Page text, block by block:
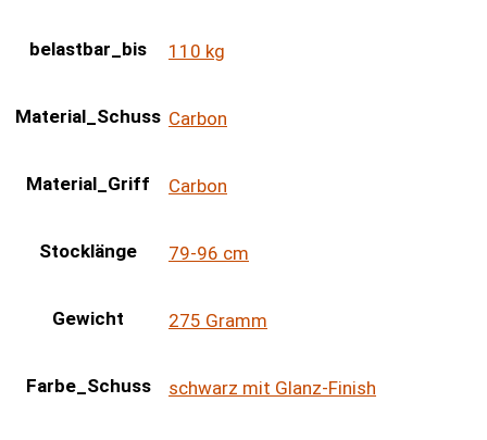
belastbar_bis 110 kg
Material_Schuss Carbon
Material_Griff Carbon
Stocklänge 79-96 cm
Gewicht 275 Gramm
Farbe_Schuss schwarz mit Glanz-Finish